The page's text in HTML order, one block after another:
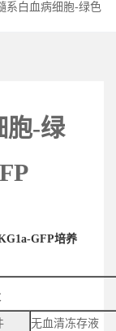
系白血病细胞-绿色
胞-绿
GFP培养
无血清冻存液